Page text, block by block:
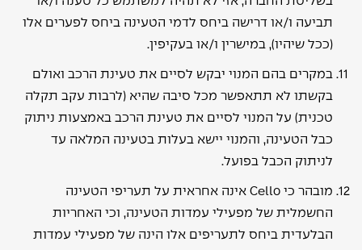
תביעה ו/או דרישה ביחס לדמי הטעינה ביחס לפערים אלו
(ככל שיהיו), במישרין ו/או בעקיפין.
במקרים בהם המנוי יבקש לסיים את טעינת הרכב ואולם
בקשתו לא תתאפשר מכל סיבה שהיא (לרבות עקב תקלה
טכנית) על המנוי לסיים את טעינת הרכב באמצעות ניתוק
כבל הטעינה, והמנוי יישא בעלות בטעינה המלאה עד
לניתוק הכבל בפועל.
מובהר כי Cello אינה אחראית על תעריפי הטעינה
החשמלית של מפעילי עמדות הטעינה, וכי האחריות
הבלעדית ביחס לתעריפים אלו הינה של מפעילי עמדות